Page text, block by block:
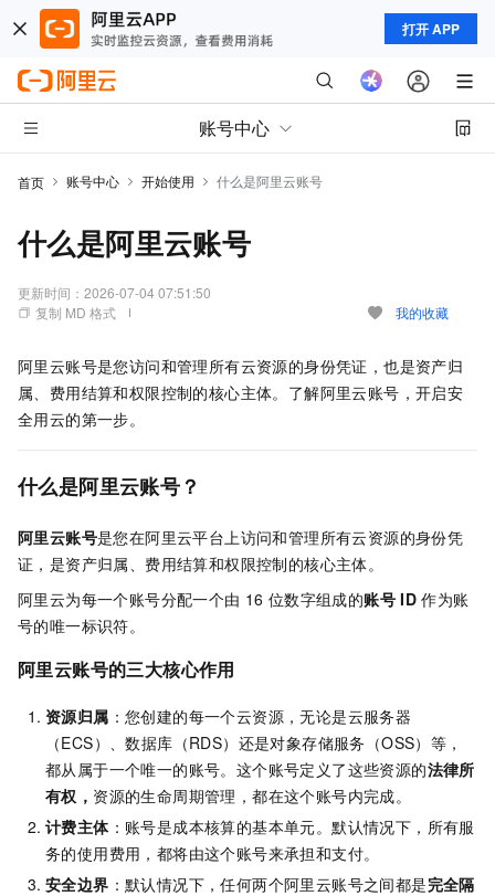
打开 APP
账号中心
首页 账号中心 开始使用 什么是阿里云账号
什么是阿里云账号
更新时间： 2026-07-04 07:51:50
复制 MD 格式
我的收藏
阿里云账号是您访问和管理所有云资源的身份凭证，也是资产归
属、费用结算和权限控制的核心主体。了解阿里云账号，开启安
全用云的第一步。
什么是阿里云账号？
阿里云账号是您在阿里云平台上访问和管理所有云资源的身份凭
证，是资产归属、费用结算和权限控制的核心主体。
阿里云为每一个账号分配一个由 16 位数字组成的账号 ID 作为账
号的唯一标识符。
阿里云账号的三大核心作用
资源归属 ：您创建的每一个云资源，无论是云服务器
（ECS）、数据库（RDS）还是对象存储服务（OSS）等，
都从属于一个唯一的账号。这个账号定义了这些资源的法律所
有权， 资源的生命周期管理，都在这个账号内完成。
计费主体：账号是成本核算的基本单元。默认情况下，所有服
务的使用费用，都将由这个账号来承担和支付。
安全边界 ：默认情况下，任何两个阿里云账号之间都是完全隔